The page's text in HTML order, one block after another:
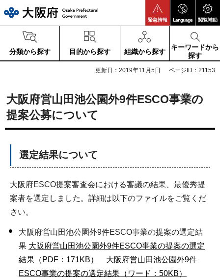
緊急情報 Language 閲覧補助
分類から探す 目的から探す 組織から探す
キーワードから
探す
更新日：2019年11月5日 ページID：21153
大阪府営山田池公園外9件ESCO事業の
提案公募について
選定結果について
大阪府ESCO提案審査会における審議の結果、最優秀提
案者を選定しました。詳細は以下のファイルをご覧くだ
さい。
大阪府営山田池公園外9件ESCO事業の提案の選定結
果 大阪府営山田池公園外9件ESCO事業の提案の選定
結果（PDF：171KB）
大阪府営山田池公園外9件
ESCO事業の提案の選定結果（ワード：50KB）